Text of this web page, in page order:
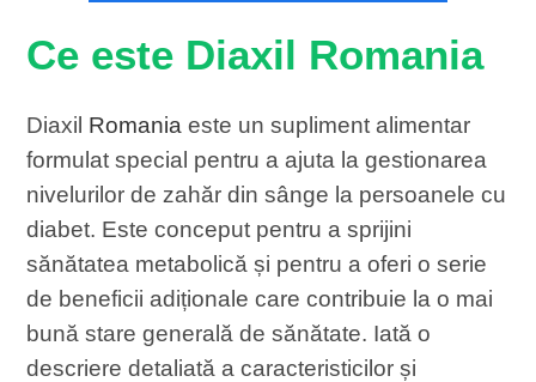
Ce este Diaxil Romania
Diaxil Romania este un supliment alimentar
formulat special pentru a ajuta la gestionarea
nivelurilor de zahăr din sânge la persoanele cu
diabet. Este conceput pentru a sprijini
sănătatea metabolică și pentru a oferi o serie
de beneficii adiționale care contribuie la o mai
bună stare generală de sănătate. Iată o
descriere detaliată a caracteristicilor și